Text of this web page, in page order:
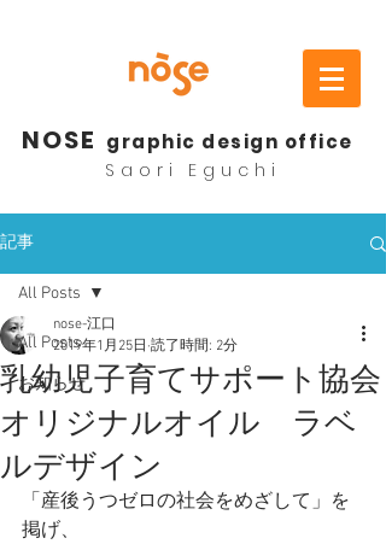
NOSE graphic design office
Saori Eguchi
記事
All Posts
お知らせ
All Posts
乳幼児子育てサポート協会
オリジナルオイル ラベ
ルデザイン
nose-江口
2019年1月25日 読了時間: 2分
「産後うつゼロの社会をめざして」を
掲げ、